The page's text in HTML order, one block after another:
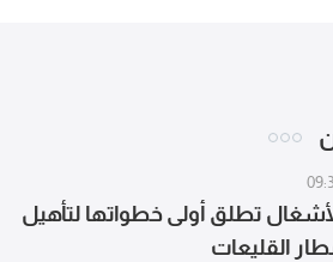
تطلق أولى خطواتها لتأهيل
القليعات